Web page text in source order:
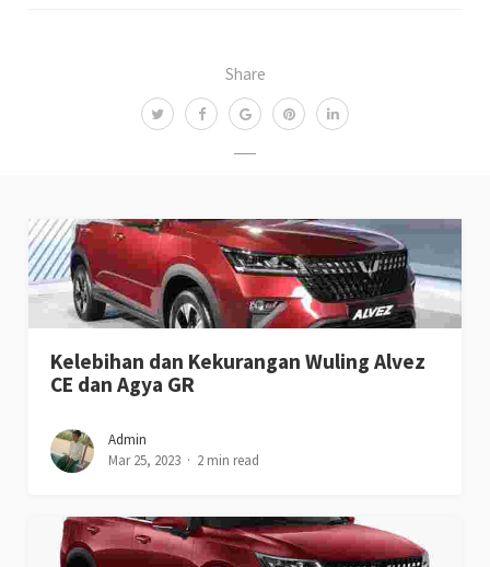
Share
Kelebihan dan Kekurangan Wuling Alvez
CE dan Agya GR
Admin
Mar 25, 2023
2 min read